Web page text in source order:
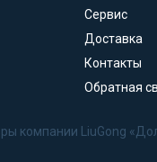
Сервис
Доставка
Контакты
Обратная
компании LiuGong